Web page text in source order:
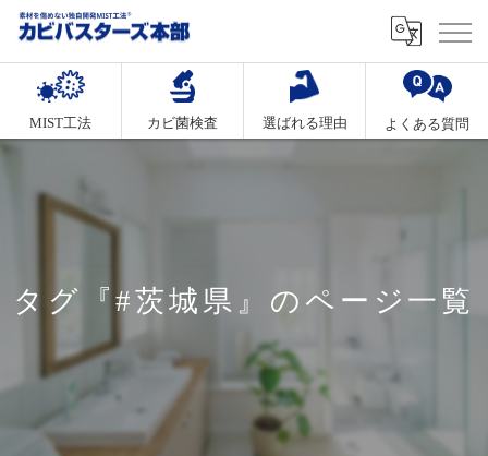
MIST工法 カビ菌検査 選ばれる理由 よくある質問
タグ『#茨城県』のページ一覧